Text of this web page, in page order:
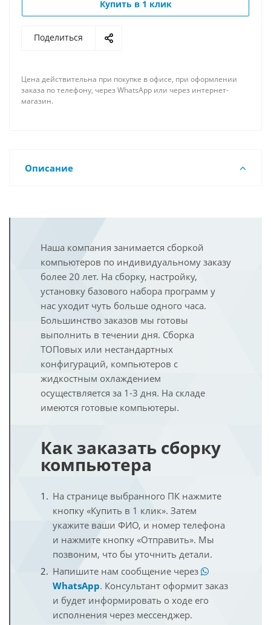
Купить в 1 клик
Поделиться
Цена действительна при покупке в офисе, при оформлении
заказа по телефону, через WhatsApp или через интернет-
магазин.
Описание
Наша компания занимается сборкой
компьютеров по индивидуальному заказу
более 20 лет. На сборку, настройку,
установку базового набора программ у
нас уходит чуть больше одного часа.
Большинство заказов мы готовы
выполнить в течении дня. Сборка
ТОПовых или нестандартных
конфигураций, компьютеров с
жидкостным охлаждением
осуществляется за 1-3 дня. На складе
имеются готовые компьютеры.
Как заказать сборку
компьютера
На странице выбранного ПК нажмите
кнопку «Купить в 1 клик». Затем
укажите ваши ФИО, и номер телефона
и нажмите кнопку «Отправить». Мы
позвоним, что бы уточнить детали.
Напишите нам сообщение через
WhatsApp. Консультант оформит заказ
и будет информировать о ходе его
исполнения через мессенджер.